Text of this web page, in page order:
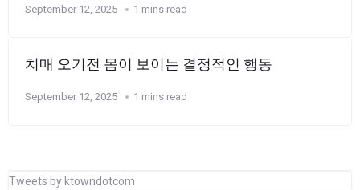
September 12, 2025 1 mins read
치매 오기전 몸이 보이는 결정적인 행동
September 12, 2025 1 mins read
Tweets by ktowndotcom